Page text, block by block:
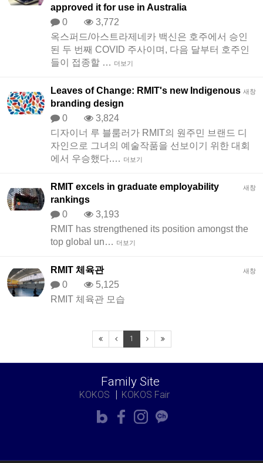
approved it for use in Australia
0
3,772
옥스퍼드/아스트라제네카 백신은 호주에서 승인
된 두 번째 COVID 주사이며, 다음 달부터 호주인
들이 접종할 … 더보기
새창
Leaves of Change: RMIT's new Indigenous
branding design
0
3,824
디자이너 루 블룸러가 RMIT의 원주민 브랜드 디
자인으로 그녀의 예술작품을 선보이기 위한 대회
에서 우승했다.… 더보기
새창
RMIT excels in graduate employability
rankings
0
3,193
RMIT has strengthened its position amongst the
top global un… 더보기
새창
RMIT 체육관
0
5,125
RMIT 체육관 모습
1
Family Site
KOKOS KOKOS Fair